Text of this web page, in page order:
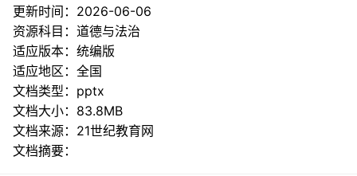
更新时间：2026-06-06
资源科目：道德与法治
适应版本：统编版
适应地区：全国
文档类型：pptx
文档大小：83.8MB
文档来源： 21世纪教育网
文档摘要：